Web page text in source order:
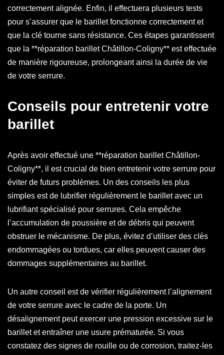
correctement alignée. Enfin, il effectuera plusieurs tests
pour s’assurer que le barillet fonctionne correctement et
que la clé tourne sans résistance. Ces étapes garantissent
que la **réparation barillet Châtillon-Coligny** est effectuée
de manière rigoureuse, prolongeant ainsi la durée de vie
de votre serrure.
Conseils pour entretenir votre
barillet
Après avoir effectué une **réparation barillet Châtillon-
Coligny**, il est crucial de bien entretenir votre serrure pour
éviter de futurs problèmes. Un des conseils les plus
simples est de lubrifier régulièrement le barillet avec un
lubrifiant spécialisé pour serrures. Cela empêche
l’accumulation de poussière et de débris qui peuvent
obstruer le mécanisme. De plus, évitez d’utiliser des clés
endommagées ou tordues, car elles peuvent causer des
dommages supplémentaires au barillet.
Un autre conseil est de vérifier régulièrement l’alignement
de votre serrure avec le cadre de la porte. Un
désalignement peut exercer une pression excessive sur le
barillet et entraîner une usure prématurée. Si vous
constatez des signes de rouille ou de corrosion, traitez-les